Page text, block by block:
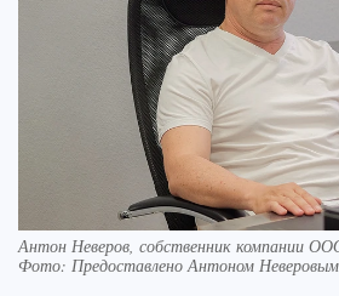
Антон Неверов, собственник компании
Фото: Предоставлено Антоном Неверовым